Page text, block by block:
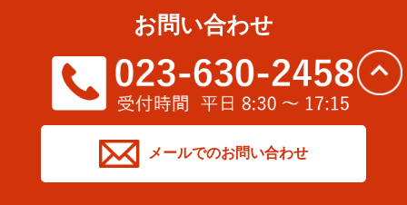
お問い合わせ
メールでのお問い合わせ